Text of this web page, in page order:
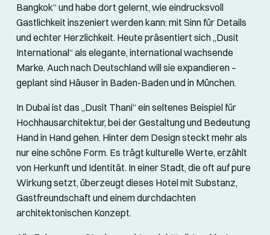
Bangkok“ und habe dort gelernt, wie eindrucksvoll
Gastlichkeit inszeniert werden kann: mit Sinn für Details
und echter Herzlichkeit. Heute präsentiert sich „Dusit
International“ als elegante, international wachsende
Marke. Auch nach Deutschland will sie expandieren –
geplant sind Häuser in Baden-Baden und in München.
In Dubai ist das „Dusit Thani“ ein seltenes Beispiel für
Hochhausarchitektur, bei der Gestaltung und Bedeutung
Hand in Hand gehen. Hinter dem Design steckt mehr als
nur eine schöne Form. Es trägt kulturelle Werte, erzählt
von Herkunft und Identität. In einer Stadt, die oft auf pure
Wirkung setzt, überzeugt dieses Hotel mit Substanz,
Gastfreundschaft und einem durchdachten
architektonischen Konzept.